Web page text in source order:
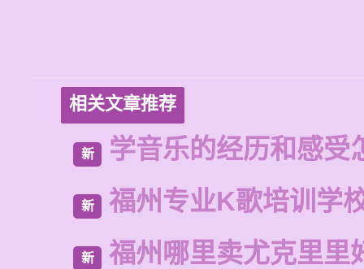
相关文章推荐
新 学音乐的经历和感受
新 福州专业K歌培训学
新 福州哪里卖尤克里里